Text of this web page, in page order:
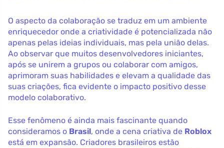
O aspecto da colaboração se traduz em um ambiente
enriquecedor onde a criatividade é potencializada não
apenas pelas ideias individuais, mas pela união delas.
Ao observar que muitos desenvolvedores iniciantes,
após se unirem a grupos ou colaborar com amigos,
aprimoram suas habilidades e elevam a qualidade das
suas criações, fica evidente o impacto positivo desse
modelo colaborativo.
Esse fenômeno é ainda mais fascinante quando
consideramos o Brasil, onde a cena criativa de Roblox
está em expansão. Criadores brasileiros estão